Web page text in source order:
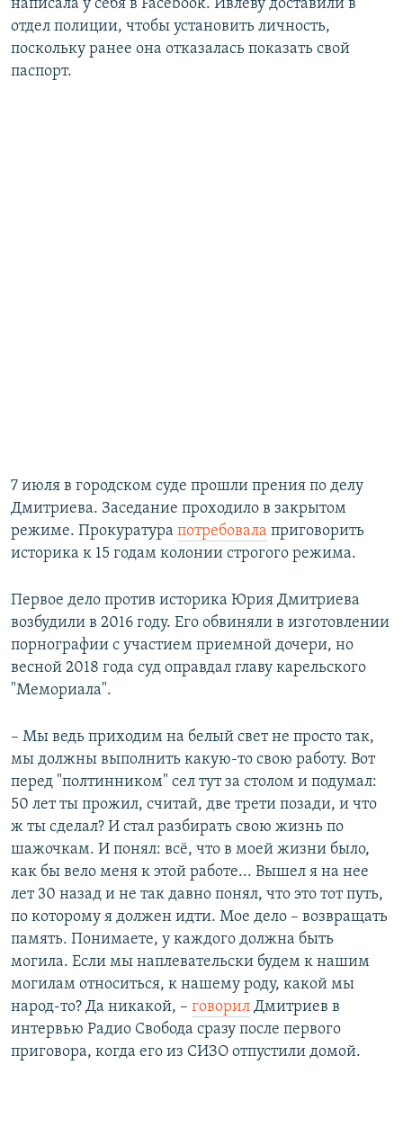
написала у себя в Facebook. ​Ивлеву доставили в
отдел полиции, чтобы установить личность,
поскольку ранее она отказалась показать свой
паспорт.
7 июля в городском суде прошли прения по делу
Дмитриева. Заседание проходило в закрытом
режиме. Прокуратура потребовала приговорить
историка к 15 годам колонии строгого режима.
Первое дело против историка Юрия Дмитриева
возбудили в 2016 году. Его обвиняли в изготовлении
порнографии с участием приемной дочери, но
весной 2018 года суд оправдал главу карельского
"Мемориала".
– Мы ведь приходим на белый свет не просто так,
мы должны выполнить какую-то свою работу. Вот
перед "полтинником" сел тут за столом и подумал:
50 лет ты прожил, считай, две трети позади, и что
ж ты сделал? И стал разбирать свою жизнь по
шажочкам. И понял: всё, что в моей жизни было,
как бы вело меня к этой работе... Вышел я на нее
лет 30 назад и не так давно понял, что это тот путь,
по которому я должен идти. Мое дело – возвращать
память. Понимаете, у каждого должна быть
могила. Если мы наплевательски будем к нашим
могилам относиться, к нашему роду, какой мы
народ-то? Да никакой, – говорил Дмитриев в
интервью Радио Свобода сразу после первого
приговора, когда его из СИЗО отпустили домой.